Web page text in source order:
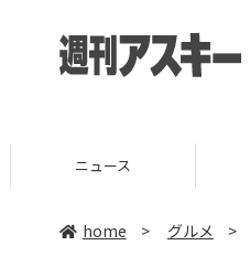
ニュース
home > グルメ >